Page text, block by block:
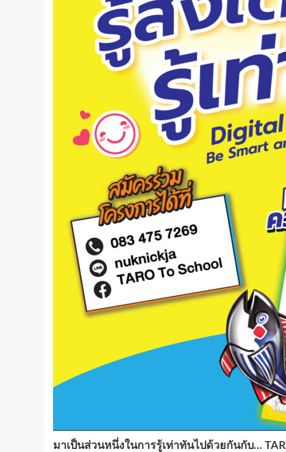
มาเป็นส่วนหนึ่งในการรู้เท่าทันไปด้วยกันกับ…